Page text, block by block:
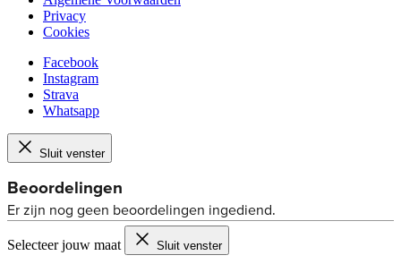
Privacy
Cookies
Facebook
Instagram
Strava
Whatsapp
Sluit venster
Selecteer jouw maat Sluit venster